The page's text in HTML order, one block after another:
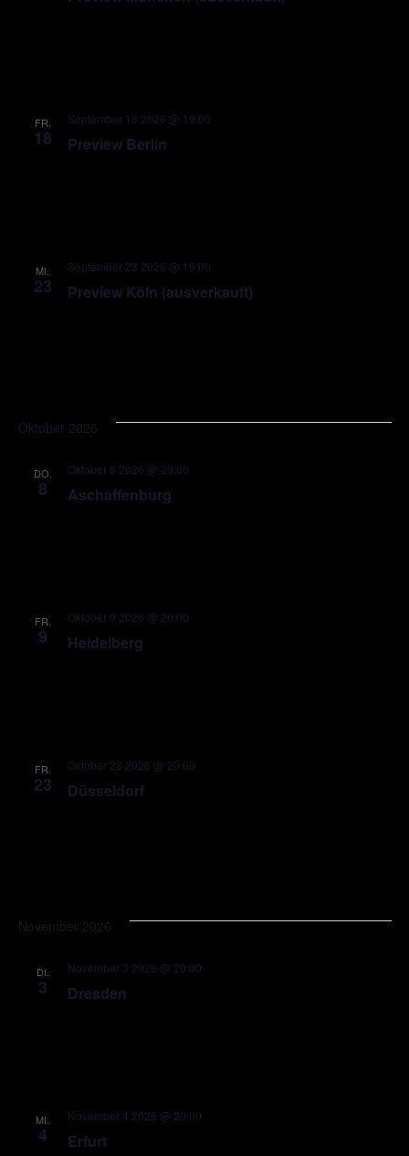
FR.
18 Preview Berlin
September 18 2026 @ 19:00
MI.
23 Preview Köln (ausverkauft)
September 23 2026 @ 19:00
Oktober 2026
DO.
8 Aschaffenburg
Oktober 8 2026 @ 20:00
FR.
9 Heidelberg
Oktober 9 2026 @ 20:00
FR.
23 Düsseldorf
Oktober 23 2026 @ 20:00
November 2026
DI.
3 Dresden
November 3 2026 @ 20:00
MI.
4 Erfurt
November 4 2026 @ 20:00